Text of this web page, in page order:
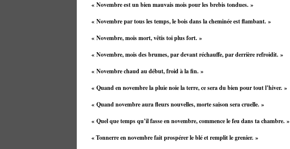
« Novembre est un bien mauvais mois pour les brebis tondues. »
« Novembre par tous les temps, le bois dans la cheminée est flambant. »
« Novembre, mois mort, vêtis toi plus fort. »
« Novembre, mois des brumes, par devant réchauffe, par derrière refroidit. »
« Novembre chaud au début, froid à la fin. »
« Quand en novembre la pluie noie la terre, ce sera du bien pour tout l’hiver. »
« Quand novembre aura fleurs nouvelles, morte saison sera cruelle. »
« Quel que temps qu’il fasse en novembre, commence le feu dans ta chambre. »
« Tonnerre en novembre fait prospérer le blé et remplit le grenier. »